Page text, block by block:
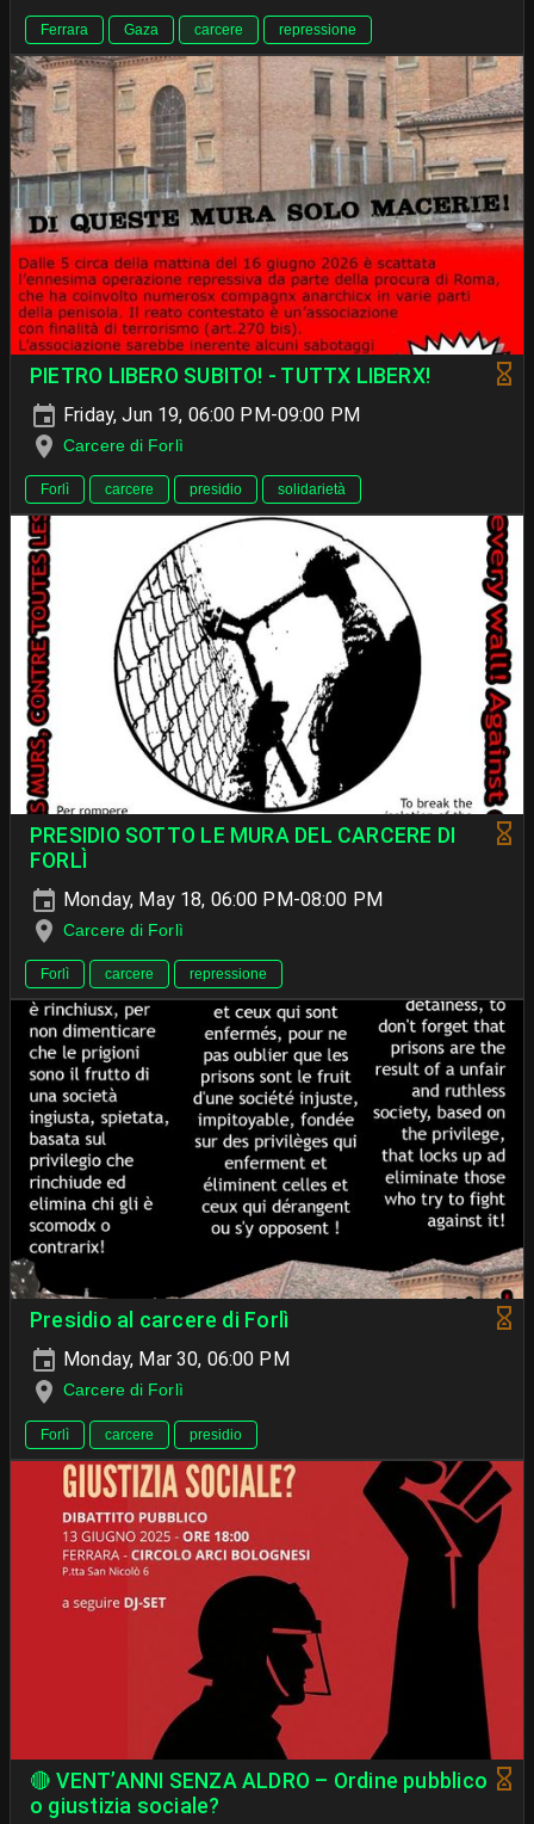
Ferrara Gaza carcere repressione
PIETRO LIBERO SUBITO! - TUTTX LIBERX!
Friday, Jun 19, 06:00 PM-09:00 PM
Carcere di Forlì
Forlì carcere presidio solidarietà
PRESIDIO SOTTO LE MURA DEL CARCERE DI
FORLÌ
Monday, May 18, 06:00 PM-08:00 PM
Carcere di Forlì
Forlì carcere repressione
Presidio al carcere di Forlì
Monday, Mar 30, 06:00 PM
Carcere di Forlì
Forlì carcere presidio
🔴 VENT’ANNI SENZA ALDRO – Ordine pubblico
o giustizia sociale?